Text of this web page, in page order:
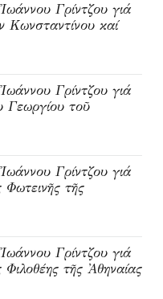
Γρίντζου γιά
Κωνσταντίνου καί
Γρίντζου γιά
Γεωργίου τοῦ
Γρίντζου γιά
Φωτεινῆς τῆς
Γρίντζου γιά
τῆς Ἀθηναίας